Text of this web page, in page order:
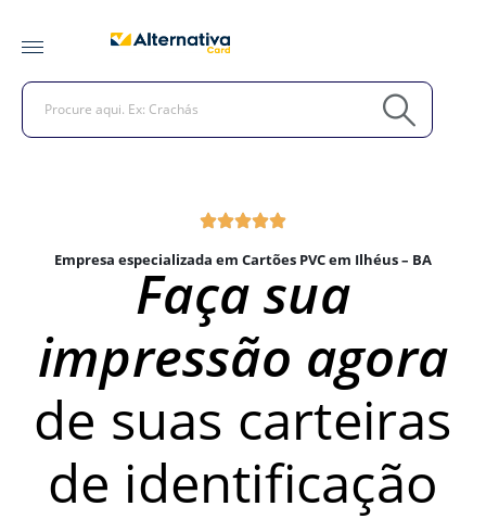
Empresa especializada em Cartões PVC em Ilhéus – BA
Faça sua
impressão agora
de suas carteiras
de identificação